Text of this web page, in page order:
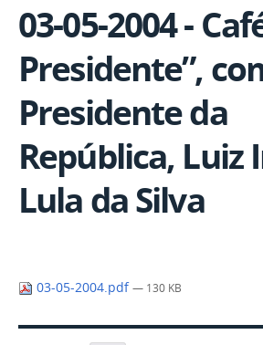
03-05-2004 -
Presidente”,
Presidente da
República, Luiz
Lula da Silva
03-05-2004.pdf — 130 KB